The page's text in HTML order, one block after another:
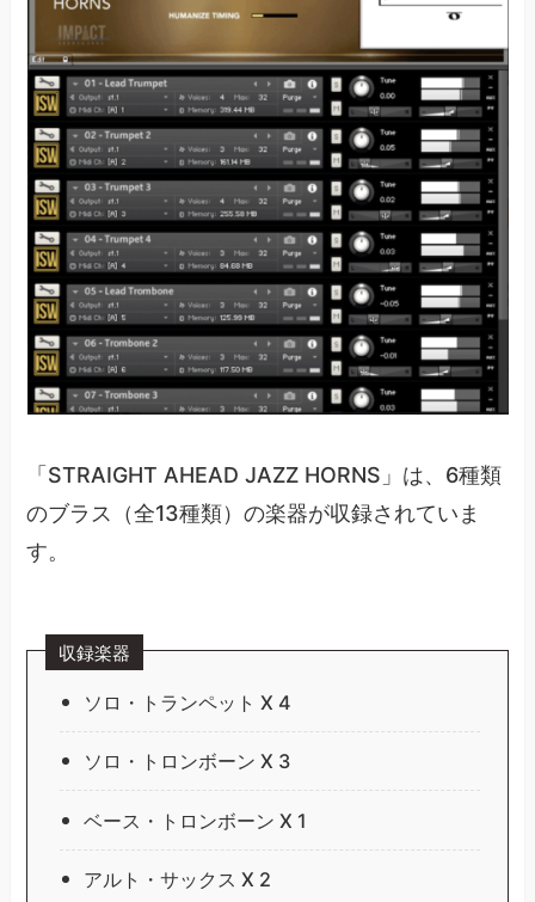
「STRAIGHT AHEAD JAZZ HORNS」は、6種類
のブラス（全13種類）の楽器が収録されていま
す。
収録楽器
ソロ・トランペット X 4
ソロ・トロンボーン X 3
ベース・トロンボーン X 1
アルト・サックス X 2